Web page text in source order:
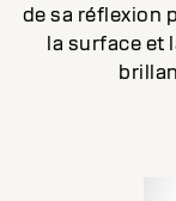
de sa réflexion
la surface et